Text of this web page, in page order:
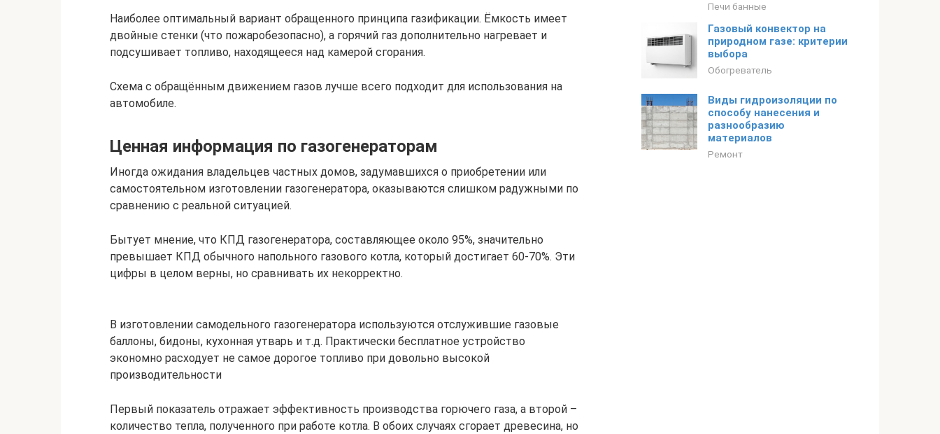
Наиболее оптимальный вариант обращенного принципа газификации. Ёмкость имеет
двойные стенки (что пожаробезопасно), а горячий газ дополнительно нагревает и
подсушивает топливо, находящееся над камерой сгорания.
Схема с обращённым движением газов лучше всего подходит для использования на
автомобиле.
Ценная информация по газогенераторам
Иногда ожидания владельцев частных домов, задумавшихся о приобретении или
самостоятельном изготовлении газогенератора, оказываются слишком радужными по
сравнению с реальной ситуацией.
Бытует мнение, что КПД газогенератора, составляющее около 95%, значительно
превышает КПД обычного напольного газового котла, который достигает 60-70%. Эти
цифры в целом верны, но сравнивать их некорректно.
В изготовлении самодельного газогенератора используются отслужившие газовые
баллоны, бидоны, кухонная утварь и т.д. Практически бесплатное устройство
экономно расходует не самое дорогое топливо при довольно высокой
производительности
Первый показатель отражает эффективность производства горючего газа, а второй –
количество тепла, полученного при работе котла. В обоих случаях сгорает древесина, но
Печи банные
Газовый конвектор на
природном газе: критерии
выбора
Обогреватель
Виды гидроизоляции по
способу нанесения и
разнообразию
материалов
Ремонт